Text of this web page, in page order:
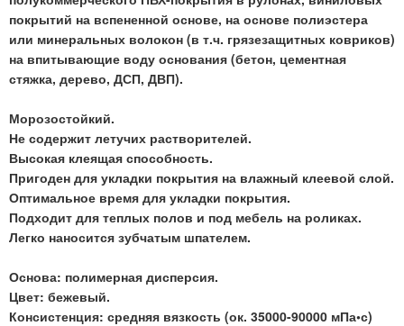
покрытий на вспененной основе, на основе полиэстера
или минеральных волокон (в т.ч. грязезащитных ковриков)
на впитывающие воду основания (бетон, цементная
стяжка, дерево, ДСП, ДВП).
Морозостойкий.
Не содержит летучих растворителей.
Высокая клеящая способность.
Пригоден для укладки покрытия на влажный клеевой слой.
Оптимальное время для укладки покрытия.
Подходит для теплых полов и под мебель на роликах.
Легко наносится зубчатым шпателем.
Основа: полимерная дисперсия.
Цвет: бежевый.
Консистенция: средняя вязкость (ок. 35000-90000 мПа•с)